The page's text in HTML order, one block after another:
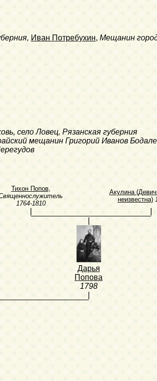
Иван Потребухин, Мещанин
село Ловец, Рязанская губерния
мещанин Григорий Иванов
Тихон Попов,
1764-1810
Акулина
неизвестна)
Дарья
Попова
1798